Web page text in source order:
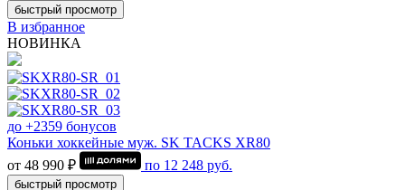
быстрый просмотр
В избранное
НОВИНКА
до +2359 бонусов
Коньки хоккейные муж. SK TACKS XR80
от 48 990 ₽
по 12 248 руб.
быстрый просмотр